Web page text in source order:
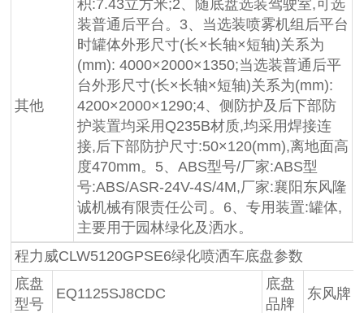
其他
积:7.43立方米;2、随底盘选装驾驶室,可选
装普通后平台。3、当选装喷雾机组后平台
时罐体外形尺寸(长×长轴×短轴)关系为
(mm): 4000×2000×1350;当选装普通后平
台外形尺寸(长×长轴×短轴)关系为(mm):
4200×2000×1290;4、侧防护及后下部防
护装置均采用Q235B材质,均采用焊接连
接,后下部防护尺寸:50×120(mm),离地面高
度470mm。5、ABS型号/厂家:ABS型
号:ABS/ASR-24V-4S/4M,厂家:襄阳东风隆
诚机械有限责任公司。6、专用装置:罐体,
主要用于园林绿化及洒水。
程力威CLW5120GPSE6绿化喷洒车底盘参数
底盘
型号
EQ1125SJ8CDC
底盘
品牌
东风牌